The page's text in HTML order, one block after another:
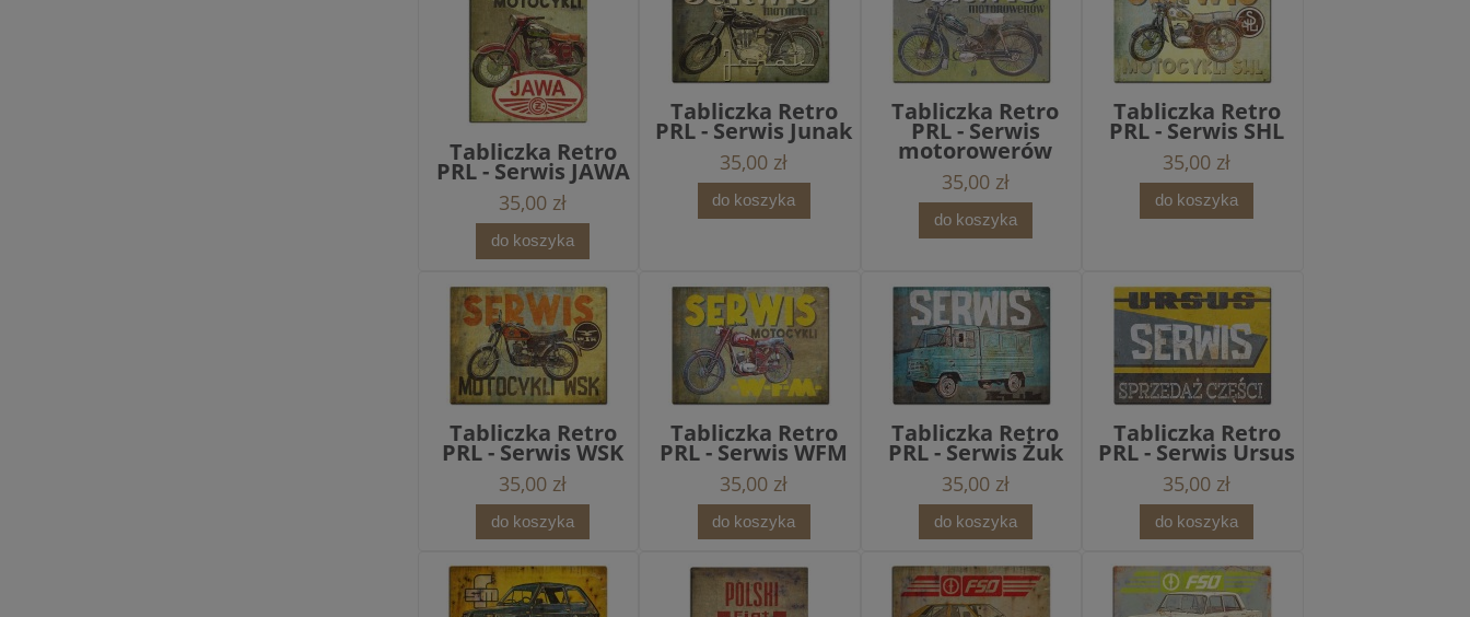
Tabliczka Retro
PRL - Serwis JAWA
35,00 zł
do koszyka
Tabliczka Retro
PRL - Serwis Junak
35,00 zł
do koszyka
Tabliczka Retro
PRL - Serwis
motorowerów
35,00 zł
do koszyka
Tabliczka Retro
PRL - Serwis SHL
35,00 zł
do koszyka
Tabliczka Retro
PRL - Serwis WSK
35,00 zł
do koszyka
Tabliczka Retro
PRL - Serwis WFM
35,00 zł
do koszyka
Tabliczka Retro
PRL - Serwis Żuk
35,00 zł
do koszyka
Tabliczka Retro
PRL - Serwis Ursus
35,00 zł
do koszyka